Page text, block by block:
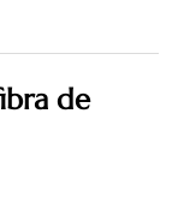
de